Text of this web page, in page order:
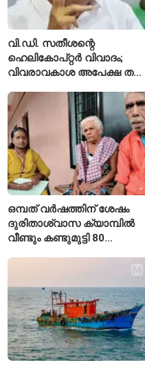
വി.ഡി. സതീശന്റെ
ഹെലികോപ്റ്റർ വിവാദം;
വിവരാവകാശ അപേക്ഷ തള്ളി
ഒമ്പത് വർഷത്തിന് ശേഷം
ദുരിതാശ്വാസ ക്യാമ്പിൽ
വീണ്ടും കണ്ടുമുട്ടി 80